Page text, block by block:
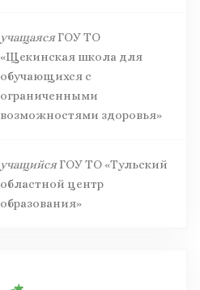
учащаясяГОУ ТО
«Щекинская школа для
обучающихся с
ограниченными
возможностями здоровья»
учащийсяГОУ ТО «Тульский
областной центр
образования»